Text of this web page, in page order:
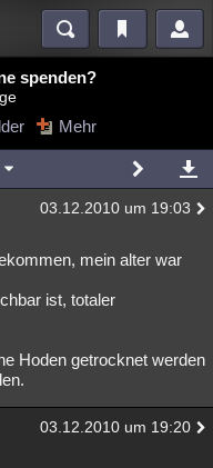
Videos
Mystery Kriminalfälle
Ufologie
Literatur
Gaming Filme
spenden?
Mehr
03.12.2010 um 19:03
mein alter war
ist, totaler
Hoden getrocknet werden
03.12.2010 um 19:20